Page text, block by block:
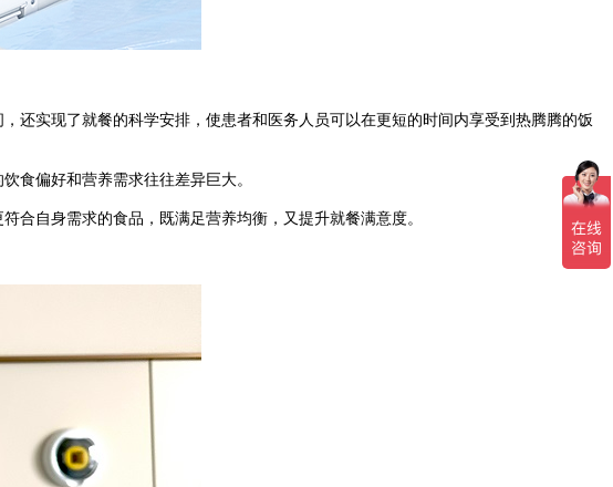
实现了就餐的科学安排，使患者和医务人员可以在更短的时间内享受到热腾腾的饭
食偏好和营养需求往往差异巨大。
自身需求的食品，既满足营养均衡，又提升就餐满意度。